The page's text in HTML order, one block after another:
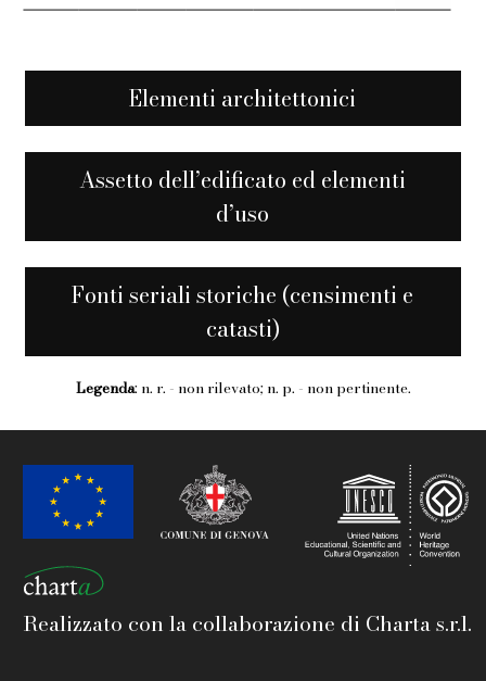
Elementi architettonici
Assetto dell’edificato ed elementi
d’uso
Fonti seriali storiche (censimenti e
catasti)
Legenda: n. r. - non rilevato; n. p. - non pertinente.
Realizzato con la collaborazione di Charta s.r.l.